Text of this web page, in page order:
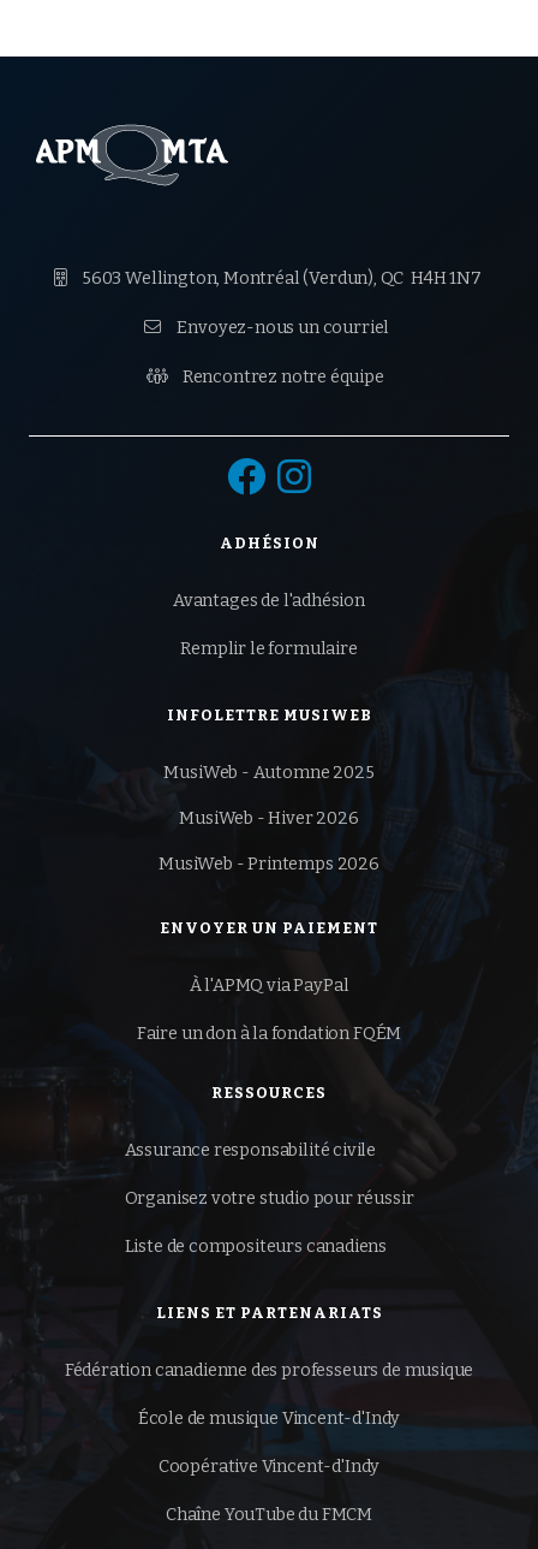
 5603 Wellington, Montréal (Verdun), QC H4H 1N7
 Envoyez-nous un courriel
 Rencontrez notre équipe
 
ADHÉSION
Avantages de l'adhésion
Remplir le formulaire
INFOLETTRE MUSIWEB
MusiWeb - Automne 2025
MusiWeb - Hiver 2026
MusiWeb - Printemps 2026
ENVOYER UN PAIEMENT
À l'APMQ via PayPal
Faire un don à lafondation FQÉM
RESSOURCES
Assurance responsabilité civile
Organisez votre studio pour réussir
Liste de compositeurs canadiens
LIENS ET PARTENARIATS
Fédération canadienne des professeurs de musique
École de musique Vincent-d'Indy
Coopérative Vincent-d'Indy
Chaîne YouTube du FMCM